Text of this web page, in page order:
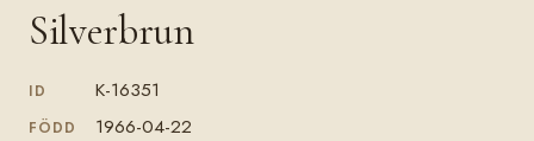
Silverbrun
ID K-16351
FÖDD 1966-04-22